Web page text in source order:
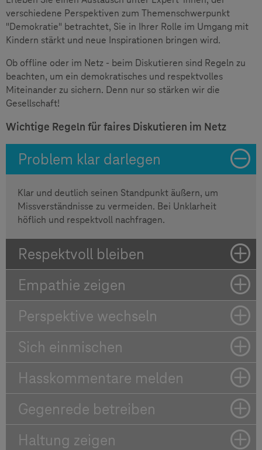
verschiedene Perspektiven zum Themenschwerpunkt
"Demokratie" betrachtet, Sie in Ihrer Rolle im Umgang mit
Kindern stärkt und neue Inspirationen bringen wird.
Ob offline oder im Netz - beim Diskutieren sind Regeln zu
beachten, um ein demokratisches und respektvolles
Miteinander zu sichern. Denn nur so stärken wir die
Gesellschaft!
Wichtige Regeln für faires Diskutieren im Netz
Problem klar darlegen
Klar und deutlich seinen Standpunkt äußern, um
Missverständnisse zu vermeiden. Bei Unklarheit
höflich und respektvoll nachfragen.
Respektvoll bleiben
Empathie zeigen
Perspektive wechseln
Sich einmischen
Hasskommentare melden
Gegenrede betreiben
Haltung zeigen